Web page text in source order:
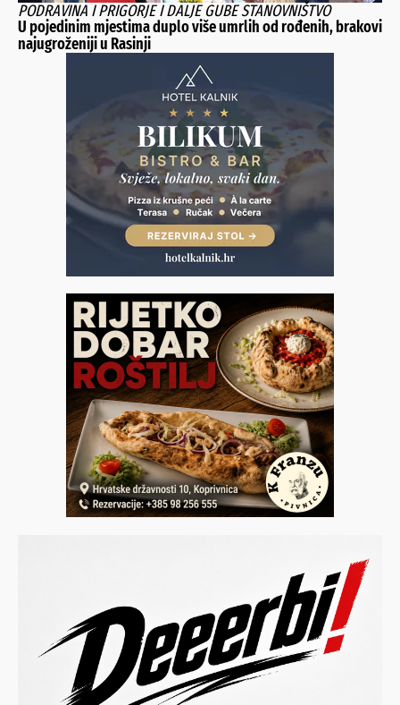
PODRAVINA I PRIGORJE I DALJE GUBE STANOVNIŠTVO
U pojedinim mjestima duplo više umrlih od rođenih, brakovi
najugroženiji u Rasinji